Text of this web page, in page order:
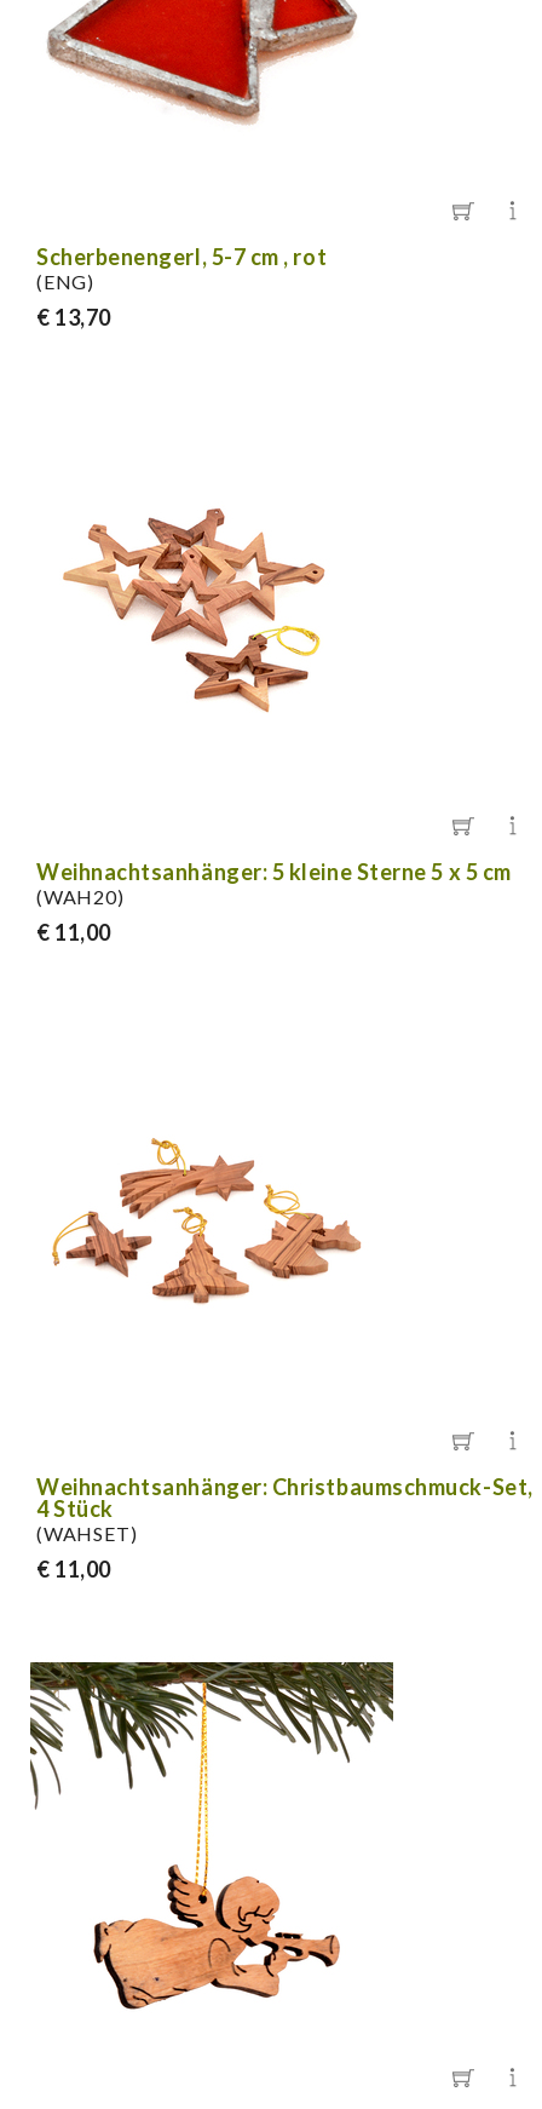
Scherbenengerl, 5-7 cm , rot
(ENG)
€ 13,70
Weihnachtsanhänger: 5 kleine Sterne 5 x 5 cm
(WAH20)
€ 11,00
Weihnachtsanhänger: Christbaumschmuck-Set,
4 Stück
(WAHSET)
€ 11,00